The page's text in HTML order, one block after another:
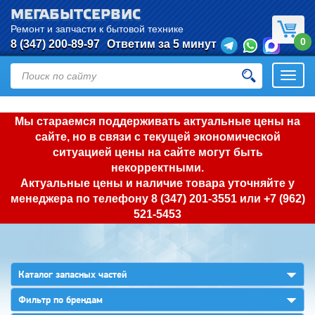
Мы стараемся поддерживать актуальные цены на
сайте, но в связи с текущей экономической
ситуацией цены на сайте могут быть
некорректными.
Актуальные цены и наличие товара уточняйте у
менеджера по телефону 8 (347) 201-3551или +7 (962)
521-5453
МЕГАБЫТСЕРВИС
Ремонт и запчасти к бытовой технике
8 (347) 200-89-97 Ответим за 5 минут 0
Каталог запасных частей ▼
Фильтр по брендам ▼